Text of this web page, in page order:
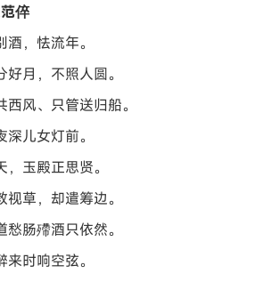
倅
，怯流年。
月，不照人圆。
风、只管送归船。
儿女灯前。
玉殿正思贤。
草，却遣筹边。
肠殢酒只依然。
时响空弦。